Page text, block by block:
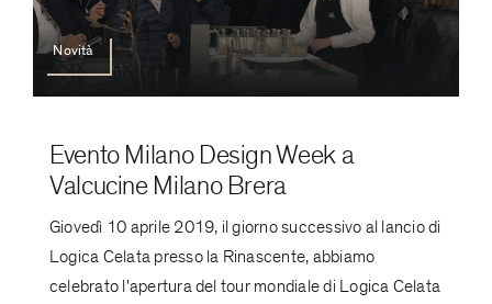
Novità
Evento Milano Design Week a
Valcucine Milano Brera
Giovedì 10 aprile 2019, il giorno successivo al lancio di
Logica Celata presso la Rinascente, abbiamo
celebrato l'apertura del tour mondiale di Logica Celata